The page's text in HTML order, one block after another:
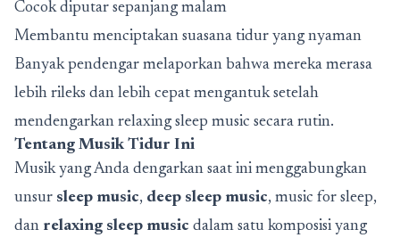
Cocok diputar sepanjang malam
Membantu menciptakan suasana tidur yang nyaman
Banyak pendengar melaporkan bahwa mereka merasa
lebih rileks dan lebih cepat mengantuk setelah
mendengarkan relaxing sleep music secara rutin.
Tentang Musik Tidur Ini
Musik yang Anda dengarkan saat ini menggabungkan
unsur sleep music, deep sleep music, music for sleep,
dan relaxing sleep music dalam satu komposisi yang